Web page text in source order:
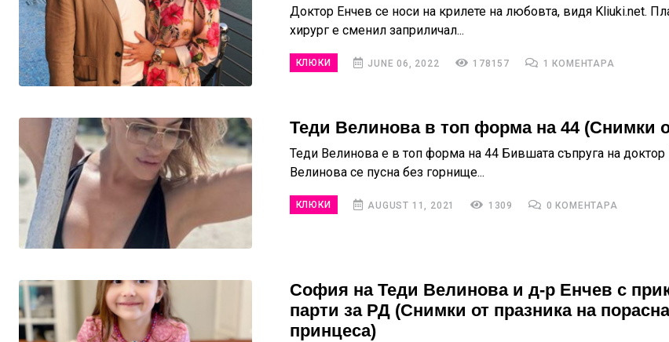
Доктор Енчев се носи на крилете на любовта, видя Kliuki.net.
хирург е сменил заприличал...
КЛЮКИ JUNE 06, 2022 178157 1 КОМЕНТАРА
Теди Велинова в топ форма на 44 (Снимки
Теди Велинова е в топ форма на 44 Бившата съпруга на доктор
Велинова се пусна без горнище...
КЛЮКИ AUGUST 11, 2021 1309 0 КОМЕНТАРА
София на Теди Велинова и д-р Енчев с
парти за РД (Снимки от празника на
принцеса)